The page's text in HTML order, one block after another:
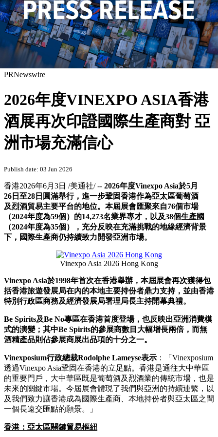
PRNewswire
2026年度VINEXPO ASIA香港
酒展再次印證國際生產商對 亞
洲市場充滿信心
Publish date: 03 Jun 2026
香港2026年6月3日 /美通社/ -- 2026年度Vinexpo Asia於5月
26 日至28 日圓滿舉行，進一步鞏固香港作為亞太區葡萄酒
及烈酒貿易主要平台的地位。本屆展會匯聚來自76個市場
（2024年度為59個）的14,273名業界專才，以及38個生產國
（2024年度為35個），充分反映在充滿挑戰的地緣經濟背景
下，國際生產商仍持續致力開發亞洲市場。
Vinexpo Asia 2026 Hong Kong
Vinexpo Asia於1998年首次在香港舉辦，本屆展會再次獲得包
括香港旅遊發展局在內的本地主要持份者鼎力支持，並由香港
特別行政區商務及經濟發展局署理局長主持開幕典禮。
Be Spirits及Be No專區在香港首度登場，也反映出亞洲消費模
式的演變；其中Be Spirits的參展商數目大幅增長兩倍，而無
酒精產品則佔參展商展出品項的十分之一。
Vinexposium行政總裁Rodolphe Lameyse表示 ：「Vinexposium
透過Vinexpo Asia鞏固在香港的立足點。香港是通往大中華區
的重要門戶，大中華區既是葡萄酒及烈酒業的傳統市場，也是
未來的關鍵市場。今屆展會體現了我們與亞洲的持續連繫，以
及我們致力讓香港成為國際生產商、本地持份者與亞太區之間
一個長遠交匯點的願景。」
香港：亞太區關鍵貿易樞紐